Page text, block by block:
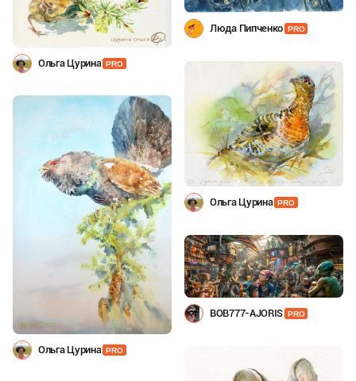
Люда Пипченко PRO
Ольга Цурина PRO
Ольга Цурина PRO
Ольга Цурина PRO
BOB777-AJORIS PRO